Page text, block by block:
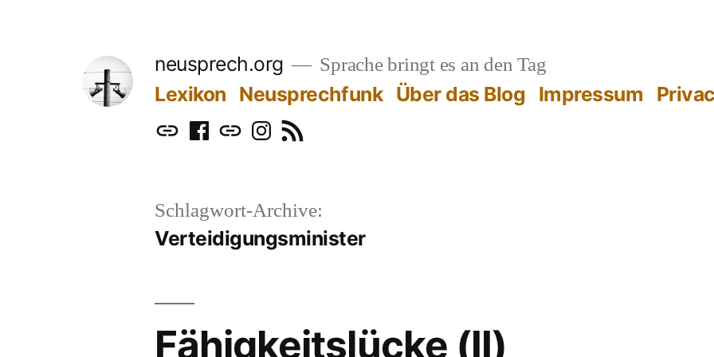
neusprech.org Sprache bringt es an den Tag
Lexikon Neusprechfunk Über das Blog Impressum
MastodonFacebook
BlueskyInstagram
RSS
Schlagwort-Archive:
Verteidigungsminister
Fähigkeitslücke (II)